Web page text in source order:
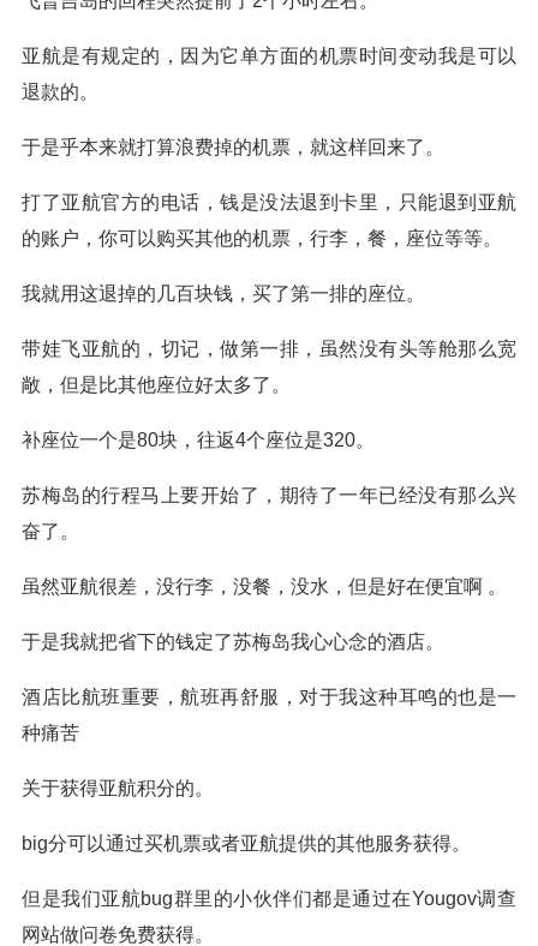
亚航是有规定的，因为它单方面的机票时间变动我是可以
退款的。
于是乎本来就打算浪费掉的机票，就这样回来了。
打了亚航官方的电话，钱是没法退到卡里，只能退到亚航
的账户，你可以购买其他的机票，行李，餐，座位等等。
我就用这退掉的几百块钱，买了第一排的座位。
带娃飞亚航的，切记，做第一排，虽然没有头等舱那么宽
敞，但是比其他座位好太多了。
补座位一个是80块，往返4个座位是320。
苏梅岛的行程马上要开始了，期待了一年已经没有那么兴
奋了。
虽然亚航很差，没行李，没餐，没水，但是好在便宜啊 。
于是我就把省下的钱定了苏梅岛我心心念的酒店。
酒店比航班重要，航班再舒服，对于我这种耳鸣的也是一
种痛苦
关于获得亚航积分的。
big分可以通过买机票或者亚航提供的其他服务获得。
但是我们亚航bug群里的小伙伴们都是通过在Yougov调查
网站做问卷免费获得。